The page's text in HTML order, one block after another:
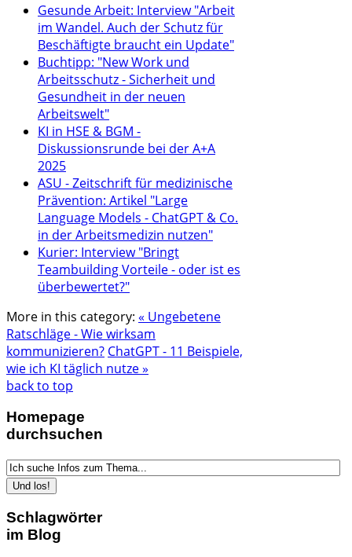
Gesunde Arbeit: Interview "Arbeit
im Wandel. Auch der Schutz für
Beschäftigte braucht ein Update"
Buchtipp: "New Work und
Arbeitsschutz - Sicherheit und
Gesundheit in der neuen
Arbeitswelt"
KI in HSE & BGM -
Diskussionsrunde bei der A+A
2025
ASU - Zeitschrift für medizinische
Prävention: Artikel "Large
Language Models - ChatGPT & Co.
in der Arbeitsmedizin nutzen"
Kurier: Interview "Bringt
Teambuilding Vorteile - oder ist es
überbewertet?"
More in this category: « Ungebetene
Ratschläge - Wie wirksam
kommunizieren? ChatGPT - 11 Beispiele,
wie ich KI täglich nutze »
back to top
Homepage
durchsuchen
Schlagwörter
im Blog